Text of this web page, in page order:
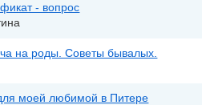
- вопрос
на роды. Советы бывалых.
моей любимой в Питере